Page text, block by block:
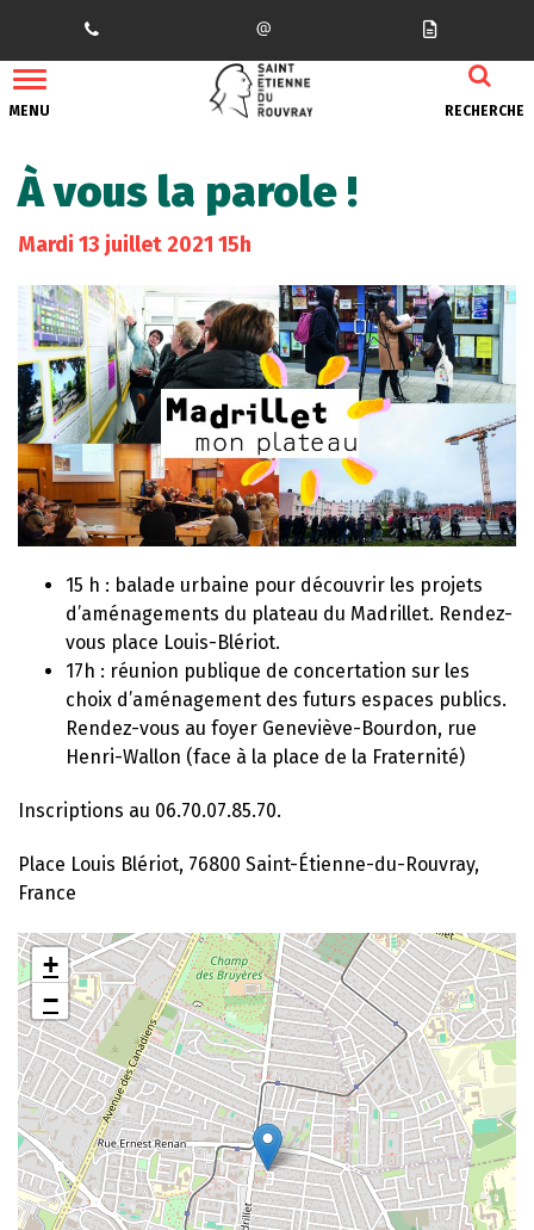
MENU RECHERCHE
À vous la parole !
Mardi 13 juillet 2021 15h
15 h : balade urbaine pour découvrir les projets
d’aménagements du plateau du Madrillet. Rendez-
vous place Louis-Blériot.
17h : réunion publique de concertation sur les
choix d’aménagement des futurs espaces publics.
Rendez-vous au foyer Geneviève-Bourdon, rue
Henri-Wallon (face à la place de la Fraternité)
Inscriptions au 06.70.07.85.70.
Place Louis Blériot, 76800 Saint-Étienne-du-Rouvray,
France
+
−